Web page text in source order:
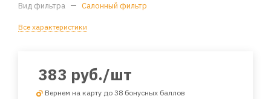
Вид фильтра — Салонный фильтр
Все характеристики
383 руб./шт
Вернем на карту до 38 бонусных баллов